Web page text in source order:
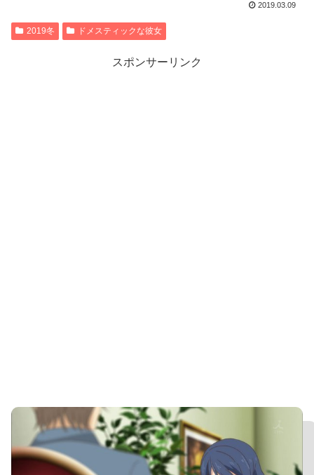
2019.03.09
2019冬 ドメスティックな彼女
スポンサーリンク